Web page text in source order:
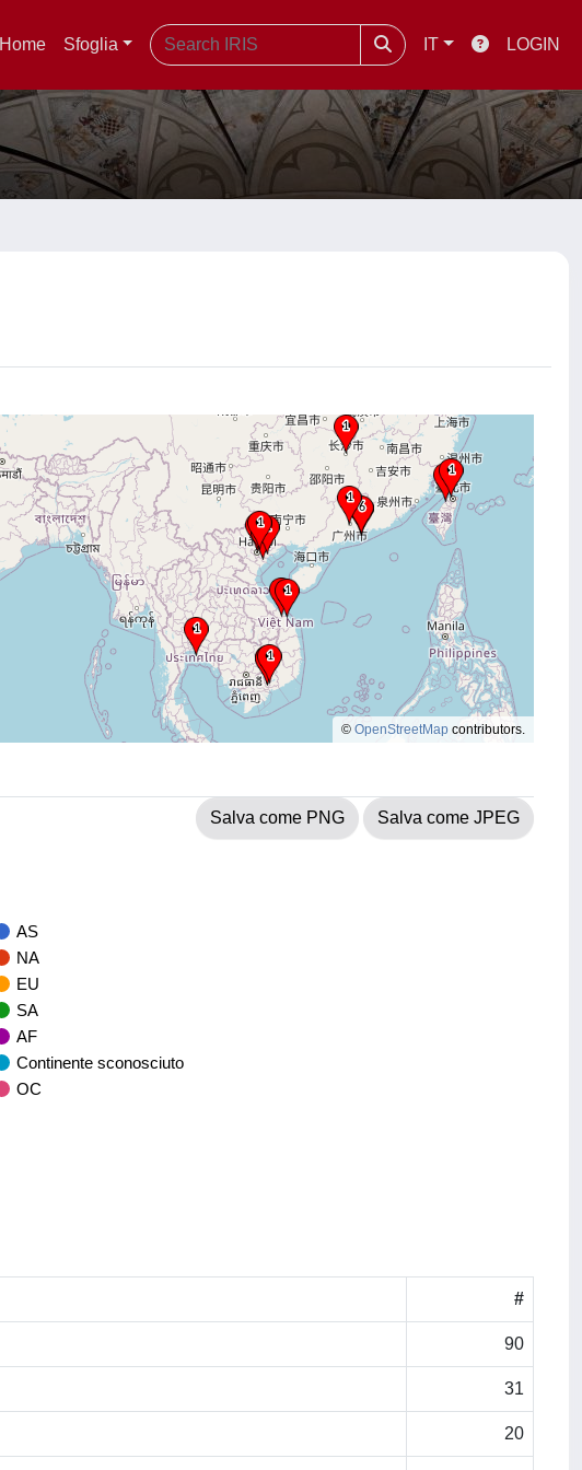
Home Sfoglia IT LOGIN
© OpenStreetMap contributors.
Salva come PNG Salva come JPEG
AS
NA
EU
SA
AF
Continente sconosciuto
OC
#
90
31
20